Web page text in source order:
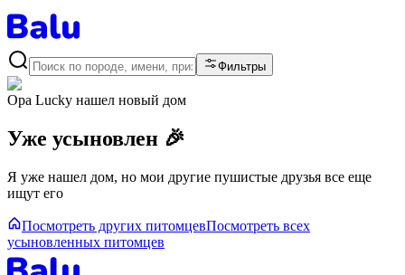
Фильтры
Opa Lucky нашел новый дом
Уже усыновлен 🎉
Я уже нашел дом, но мои другие пушистые друзья все еще
ищут его
Посмотреть других питомцевПосмотреть всех
усыновленных питомцев